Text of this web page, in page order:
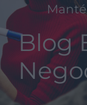
Blog